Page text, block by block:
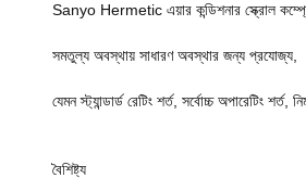
Sanyo Hermetic এয়ার কন্ডিশনার স্ক্রোল
সমতুল্য অবস্থায় সাধারণ অবস্থার জন্য প্রযোজ্য,
যেমন স্ট্যান্ডার্ড রেটিং শর্ত, সর্বোচ্চ অপারেটিং
বৈশিষ্ট্য